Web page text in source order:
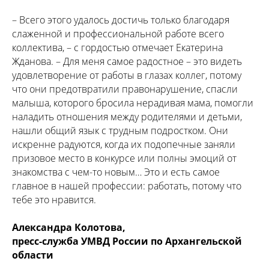
– Всего этого удалось достичь только благодаря
слаженной и профессиональной работе всего
коллектива, – с гордостью отмечает Екатерина
Жданова. – Для меня самое радостное – это видеть
удовлетворение от работы в глазах коллег, потому
что они предотвратили правонарушение, спасли
малыша, которого бросила нерадивая мама, помогли
наладить отношения между родителями и детьми,
нашли общий язык с трудным подростком. Они
искренне радуются, когда их подопечные заняли
призовое место в конкурсе или полны эмоций от
знакомства с чем-то новым… Это и есть самое
главное в нашей профессии: работать, потому что
тебе это нравится.
Александра Колотова,
пресс-служба УМВД России по Архангельской
области